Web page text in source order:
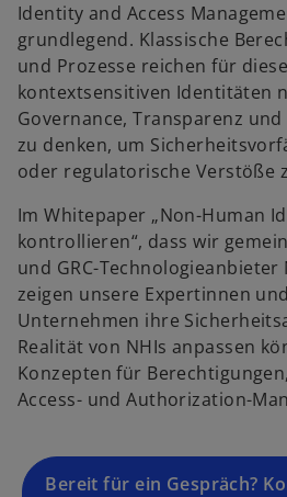
Identity and Access
grundlegend. Klassische
und Prozesse reichen für
kontextsensitiven Identitäten
Governance, Transparenz
zu denken, um
oder regulatorische Verstöße
Im Whitepaper „Non-Human
kontrollieren“, dass wir
und GRC-
zeigen unsere Expertinnen
Unternehmen ihre
Realität von NHIs anpassen
Konzepten für
Access- und Authorization-
Bereit für ein Gespräch?